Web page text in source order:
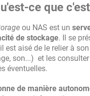
ce que
ou NAS est un
de stockage. Il se
est aisé de le relier à
son...) et les
éventuelles.
de manière